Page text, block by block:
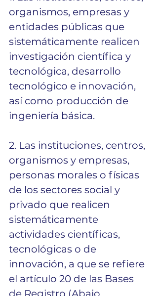
organismos, empresas y
entidades públicas que
sistemáticamente realicen
investigación científica y
tecnológica, desarrollo
tecnológico e innovación,
así como producción de
ingeniería básica.
2. Las instituciones, centros,
organismos y empresas,
personas morales o físicas
de los sectores social y
privado que realicen
sistemáticamente
actividades científicas,
tecnológicas o de
innovación, a que se refiere
el artículo 20 de las Bases
de Registro (Abajo